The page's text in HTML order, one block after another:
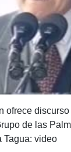
ofrece
de las
Tagua: video